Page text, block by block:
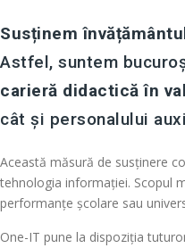
Susținem
Astfel, suntem
carieră didactică în
cât și personalului
Această măsură de susținere
tehnologia informației. Scopul
performanțe școlare sau
One-IT pune la dispoziția